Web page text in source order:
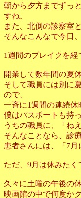
朝から夕方までずっ
すね。
また、北側の診察室
そんなこんなで今日
1週間のブレイクを経
開業して数年間の夏
そして職員には別に
ので、
一斉に1週間の連続休
僕はパスポートも持
うちの職員に、「ね
そんなことなら、診
患者さんには、「7月
ただ、9月は休みたく
久々に土曜の午後の
映画館の中で何度か